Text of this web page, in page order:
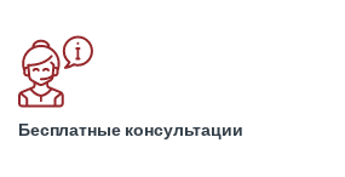
Бесплатные консультации